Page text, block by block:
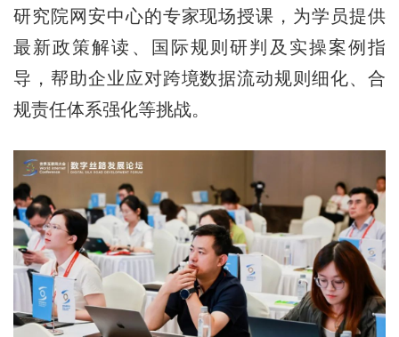
研究院网安中心的专家现场授课，为学员提供
最新政策解读、国际规则研判及实操案例指
导，帮助企业应对跨境数据流动规则细化、合
规责任体系强化等挑战。